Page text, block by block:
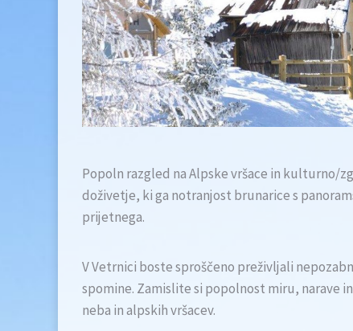
Popoln razgled na Alpske vršace in kulturno/
doživetje, ki ga notranjost brunarice s
prijetnega.
V Vetrnici boste sproščeno preživljali
spomine. Zamislite si popolnost miru, narave
neba in alpskih vršacev.